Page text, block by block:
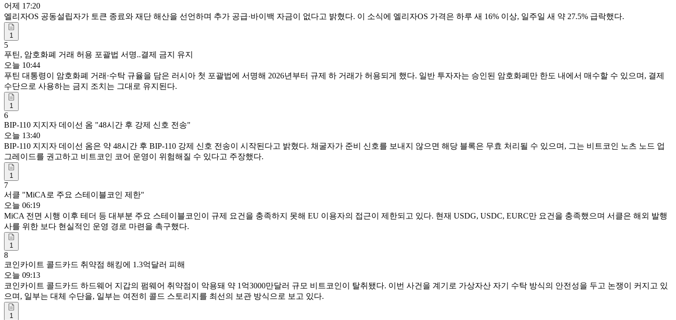
어제 17:20
엘리자OS 공동설립자가 토큰 종료와 재단 해산을 선언하며 추가 공급·바이백 자금이 없다고 밝혔다. 이 소식에 엘리자OS 가격은 하루 새 16% 이상, 일주일 새 약 27.5% 급락했다.
1
5
푸틴, 암호화폐 거래 허용 포괄법 서명..결제 금지 유지
오늘 10:44
푸틴 대통령이 암호화폐 거래·수탁 규율을 담은 러시아 첫 포괄법에 서명해 2026년부터 규제 하 거래가 허용되게 했다. 일반 투자자는 승인된 암호화폐만 한도 내에서 매수할 수 있으며, 결제
수단으로 사용하는 금지 조치는 그대로 유지된다.
1
6
BIP-110 지지자 데이선 옴 "48시간 후 강제 신호 전송"
오늘 13:40
BIP-110 지지자 데이선 옴은 약 48시간 후 BIP-110 강제 신호 전송이 시작된다고 밝혔다. 채굴자가 준비 신호를 보내지 않으면 해당 블록은 무효 처리될 수 있으며, 그는 비트코인 노츠 노드 업
그레이드를 권고하고 비트코인 코어 운영이 위험해질 수 있다고 주장했다.
1
7
서클 "MiCA로 주요 스테이블코인 제한"
오늘 06:19
MiCA 전면 시행 이후 테더 등 대부분 주요 스테이블코인이 규제 요건을 충족하지 못해 EU 이용자의 접근이 제한되고 있다. 현재 USDG, USDC, EURC만 요건을 충족했으며 서클은 해외 발행
사를 위한 보다 현실적인 운영 경로 마련을 촉구했다.
1
8
코인카이트 콜드카드 취약점 해킹에 1.3억달러 피해
오늘 09:13
코인카이트 콜드카드 하드웨어 지갑의 펌웨어 취약점이 악용돼 약 1억3000만달러 규모 비트코인이 탈취됐다. 이번 사건을 계기로 가상자산 자기 수탁 방식의 안전성을 두고 논쟁이 커지고 있
으며, 일부는 대체 수단을, 일부는 여전히 콜드 스토리지를 최선의 보관 방식으로 보고 있다.
1